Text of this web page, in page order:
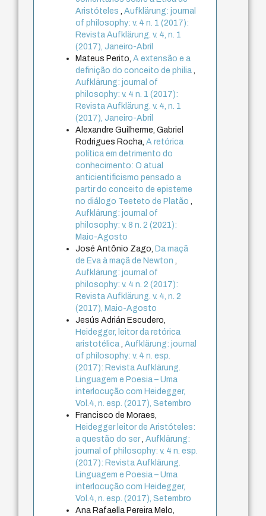
Aristóteles,Aufklärung: journal
of philosophy: v. 4 n. 1 (2017):
Revista Aufklärung. v. 4, n. 1
(2017), Janeiro-Abril
Mateus Perito,A extensão e a
definição do conceito de philia,
Aufklärung: journal of
philosophy: v. 4 n. 1 (2017):
Revista Aufklärung. v. 4, n. 1
(2017), Janeiro-Abril
Alexandre Guilherme, Gabriel
Rodrigues Rocha,A retórica
política em detrimento do
conhecimento: O atual
anticientificismo pensado a
partir do conceito de episteme
no diálogo Teeteto de Platão,
Aufklärung: journal of
philosophy: v. 8 n. 2 (2021):
Maio-Agosto
José Antônio Zago, Da maçã
de Eva à maçã de Newton,
Aufklärung: journal of
philosophy: v. 4 n. 2 (2017):
Revista Aufklärung. v. 4, n. 2
(2017), Maio-Agosto
Jesús Adrián Escudero,
Heidegger, leitor da retórica
aristotélica,Aufklärung: journal
of philosophy: v. 4 n. esp.
(2017): Revista Aufklärung.
Linguagem e Poesia – Uma
interlocução com Heidegger,
Vol.4, n. esp. (2017), Setembro
Francisco de Moraes,
Heidegger leitor de Aristóteles:
a questão do ser,Aufklärung:
journal of philosophy: v. 4 n. esp.
(2017): Revista Aufklärung.
Linguagem e Poesia – Uma
interlocução com Heidegger,
Vol.4, n. esp. (2017), Setembro
Ana Rafaella Pereira Melo,